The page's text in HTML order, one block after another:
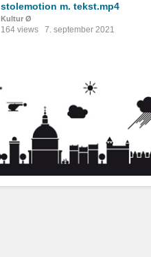
stolemotion m. tekst.mp4
Kultur Ø
164 views 7. september 2021